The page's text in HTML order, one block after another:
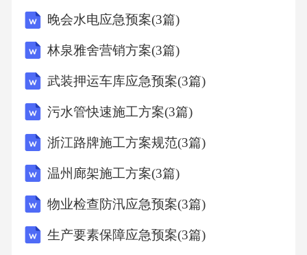
友好协商解决；协商不成的，任何一方均有权
向有管辖权的人民法院提起诉讼。六、其他条
款1.本协议自双方签字（或盖章）之日起生效，
一式两份，甲乙双方各执一份，具有同等法律
晚会水电应急预案(3篇)
林泉雅舍营销方案(3篇)
武装押运车库应急预案(3篇)
污水管快速施工方案(3篇)
浙江路牌施工方案规范(3篇)
温州廊架施工方案(3篇)
物业检查防汛应急预案(3篇)
生产要素保障应急预案(3篇)